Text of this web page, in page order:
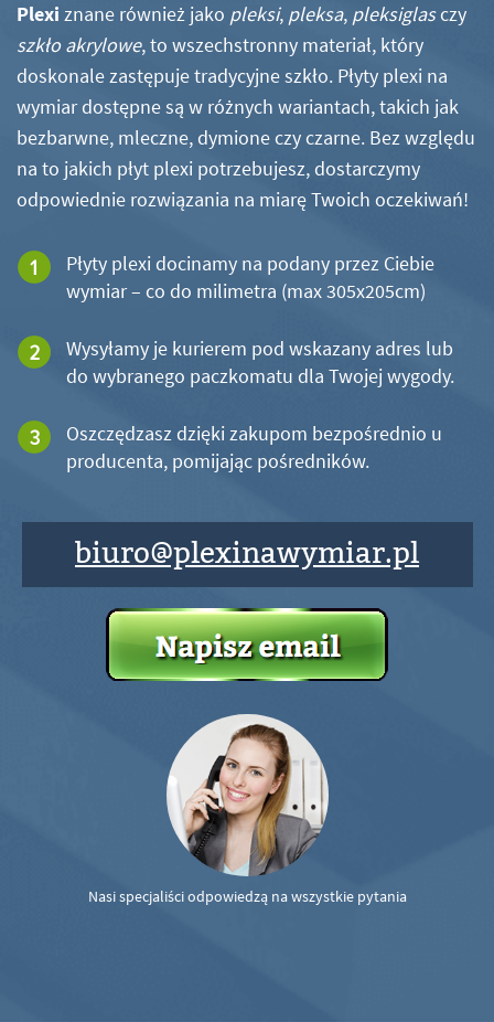
Plexi znane również jako pleksi, pleksa, pleksiglasczy
szkło akrylowe, to wszechstronny materiał, który
doskonale zastępuje tradycyjne szkło. Płyty plexi na
wymiar dostępne są w różnych wariantach, takich jak
bezbarwne, mleczne, dymione czy czarne. Bez względu
na to jakich płyt plexi potrzebujesz, dostarczymy
odpowiednie rozwiązania na miarę Twoich oczekiwań!
Płyty plexi docinamy na podany przez Ciebie
wymiar – co do milimetra (max 305x205cm)
Wysyłamy je kurierem pod wskazany adres lub
do wybranego paczkomatu dla Twojej wygody.
Oszczędzasz dzięki zakupom bezpośrednio u
producenta, pomijając pośredników.
biuro@plexinawymiar.pl
Nasi specjaliści odpowiedzą na wszystkie pytania